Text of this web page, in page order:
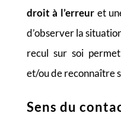
droit à l’erreur et
d’observer la
recul sur soi
et/ou de reconnaître
Sens du